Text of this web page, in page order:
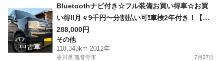
ワゴンR
中古車
Bluetoothナビ付き☆フル装備お買い得車☆お買
い得‼️月々9千円〜分割払い可❗️車検2年付き！【名
義変更代込み】車内広い！大人気☆ピクシススペ
ース☆Bluetoothナビ付き☆走行中DVD見れます
☆ETC付き☆バックカメラ付き☆フルオートエア
288,000円
その他
118,343km 2012年
香川県 観音寺市 7月27日